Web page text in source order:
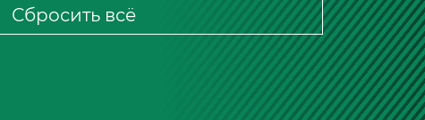
Сбросить всё